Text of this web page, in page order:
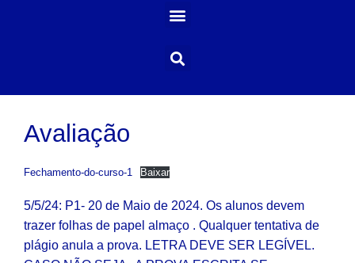
Avaliação
Fechamento-do-curso-1 Baixar
5/5/24: P1- 20 de Maio de 2024. Os alunos devem
trazer folhas de papel almaço . Qualquer tentativa de
plágio anula a prova. LETRA DEVE SER LEGÍVEL.